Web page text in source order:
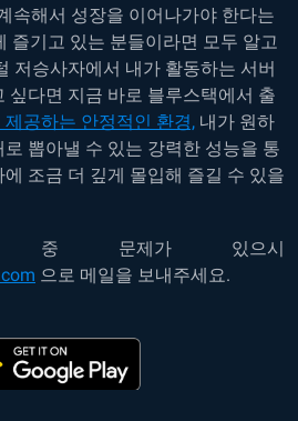
속해서 성장을 이어나가야 한다는
즐기고 있는 분들이라면 모두 알고
저승사자에서 내가 활동하는 서버
싶다면 지금 바로 블루스택에서 출
제공하는 안정적인 환경, 내가 원하
뽑아낼 수 있는 강력한 성능을 통
조금 더 깊게 몰입해 즐길 수 있을
중 문제가 있으시
으로 메일을 보내주세요.